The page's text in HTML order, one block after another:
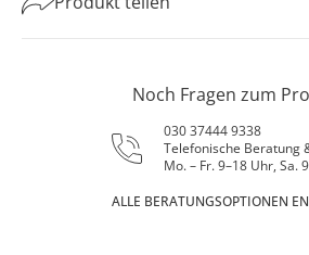
Noch Fragen zum
030 37444 9338
Telefonische Beratung
Mo. – Fr. 9–18 Uhr, Sa.
ALLE BERATUNGSOPTIONEN